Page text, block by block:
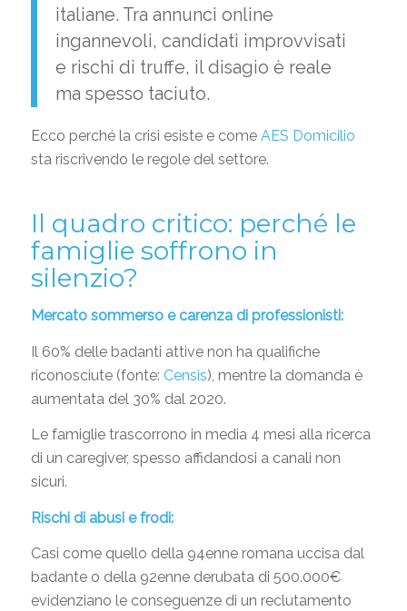
italiane. Tra annunci online
ingannevoli, candidati improvvisati
e rischi di truffe, il disagio è reale
ma spesso taciuto.
Ecco perché la crisi esiste e come AES Domicilio
sta riscrivendo le regole del settore.
Il quadro critico: perché le
famiglie soffrono in
silenzio?
Mercato sommerso e carenza di professionisti:
Il 60% delle badanti attive non ha qualifiche
riconosciute (fonte: Censis), mentre la domanda è
aumentata del 30% dal 2020.
Le famiglie trascorrono in media 4 mesi alla ricerca
di un caregiver, spesso affidandosi a canali non
sicuri.
Rischi di abusi e frodi:
Casi come quello della 94enne romana uccisa dal
badante o della 92enne derubata di 500.000€
evidenziano le conseguenze di un reclutamento